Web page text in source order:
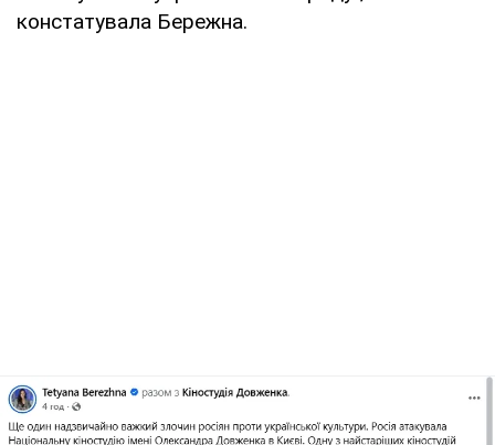
констатувала Бережна.